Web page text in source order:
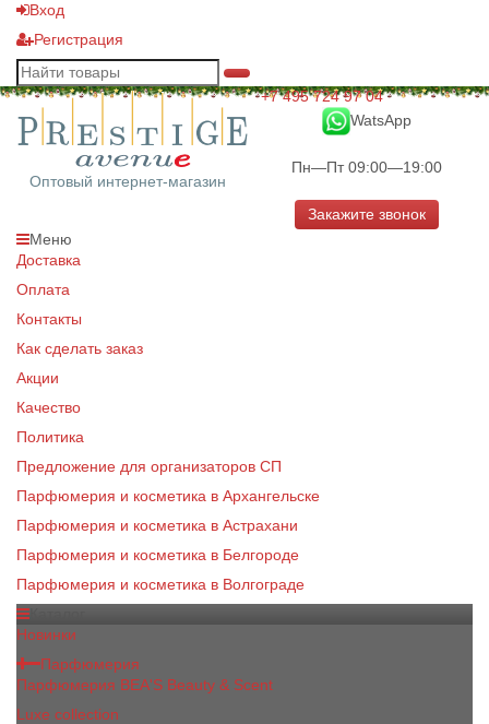
Вход
Регистрация
Оптовый интернет-магазин
+7 495 724 97 04
WatsApp
Пн—Пт 09:00—19:00
Закажите звонок
Меню
Доставка
Оплата
Контакты
Как сделать заказ
Акции
Качество
Политика
Предложение для организаторов СП
Парфюмерия и косметика в Архангельске
Парфюмерия и косметика в Астрахани
Парфюмерия и косметика в Белгороде
Парфюмерия и косметика в Волгограде
Новинки
Парфюмерия
Парфюмерия BEA'S Beauty & Scent
Luxe collection